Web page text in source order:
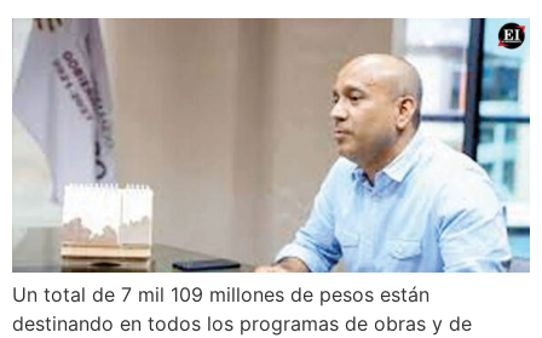
Un total de 7 mil 109 millones de pesos están
destinando en todos los programas de obras y de